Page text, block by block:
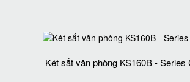
Két sắt văn phòng KS160B - Series